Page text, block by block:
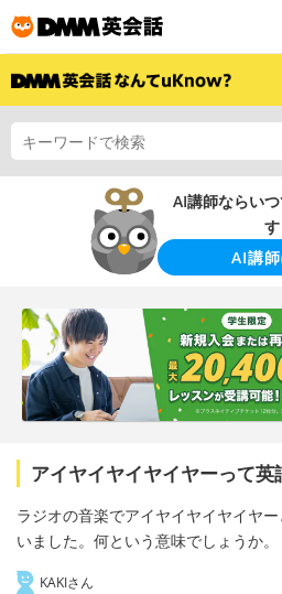
AI講師ならい
す
AI講師
アイヤイヤイヤイヤーって英
ラジオの音楽でアイヤイヤイヤイヤ
いました。何という意味でしょうか。
KAKIさん